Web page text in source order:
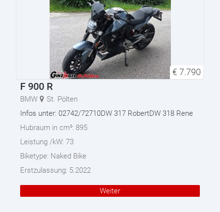
€ 7.790
F 900 R
BMW
St. Pölten
Infos unter: 02742/72710DW 317 RobertDW 318 Rene
Hubraum in cm³: 895
Leistung /kW: 73
Biketype: Naked Bike
Erstzulassung: 5.2022
Weiter